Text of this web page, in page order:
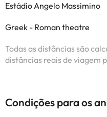
Estádio Angelo Massimino
Greek - Roman theatre
Todas as distâncias são
distâncias reais de viagem
Condições para os